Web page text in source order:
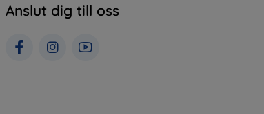
Anslut dig till oss